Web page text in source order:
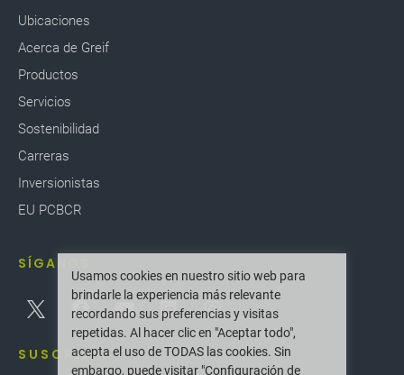
Ubicaciones
Acerca de Greif
Productos
Servicios
Sostenibilidad
Carreras
Inversionistas
EU PCBCR
SÍGANOS
SUSCRIBIR
Usamos cookies en nuestro sitio web para
brindarle la experiencia más relevante
recordando sus preferencias y visitas
repetidas. Al hacer clic en "Aceptar todo",
acepta el uso de TODAS las cookies. Sin
embargo, puede visitar "Configuración de